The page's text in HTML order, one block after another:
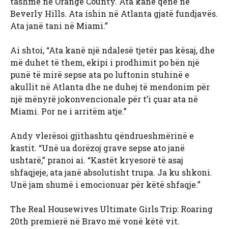
Beverly Hills. Ata ishin në Atlanta gjatë fundjavës.
Ata janë tani në Miami.”
Ai shtoi, “Ata kanë një ndalesë tjetër pas kësaj, dhe
më duhet të them, ekipi i prodhimit po bën një
punë të mirë sepse ata po luftonin stuhinë e
akullit në Atlanta dhe ne duhej të mendonim për
një mënyrë jokonvencionale për t’i çuar ata në
Miami. Por ne i arritëm atje.”
Andy vlerësoi gjithashtu qëndrueshmërinë e
kastit. “Unë ua dorëzoj grave sepse ato janë
ushtarë,” pranoi ai. “Kastët kryesorë të asaj
shfaqjeje, ata janë absolutisht trupa. Ja ku shkoni.
Unë jam shumë i emocionuar për këtë shfaqje.”
The Real Housewives Ultimate Girls Trip: Roaring
20th premierë në Bravo më vonë këtë vit.